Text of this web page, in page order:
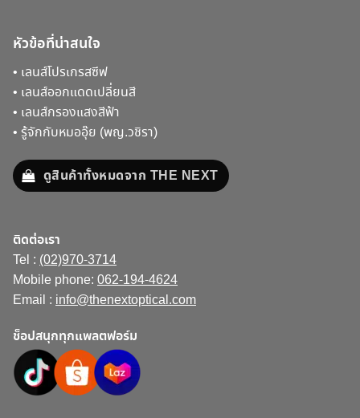
หัวข้อที่น่าสนใจ
• เลนส์โปรเกรสซีฟ
• เลนส์ออกแดดเปลี่ยนสี
• เลนส์กรองแสงสีฟ้า
• รู้จักกับหมออุ๊ย (พญ.วชิรา)
ดูสินค้าทั้งหมดจาก THE NEXT
ติดต่อเรา
Tel : (02)970-3714
Mobile phone: 062-194-4624
Email : info@thenextoptical.com
ช็อปสนุกทุกแพลตฟอร์ม